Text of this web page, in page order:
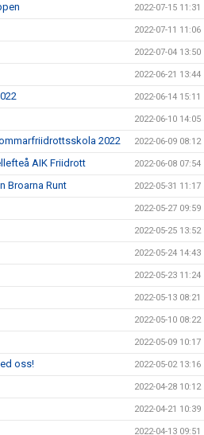
2022-07-15 11:31
2022-07-11 11:06
2022-07-04 13:50
2022-06-21 13:44
2022-06-14 15:11
2022-06-10 14:05
2022 2022-06-09 08:12
AIK Friidrott 2022-06-08 07:54
Broarna Runt 2022-05-31 11:17
2022-05-27 09:59
2022-05-25 13:52
2022-05-24 14:43
2022-05-23 11:24
2022-05-13 08:21
2022-05-10 08:22
2022-05-09 10:17
oss! 2022-05-02 13:16
2022-04-28 10:12
2022-04-21 10:39
2022-04-13 09:51